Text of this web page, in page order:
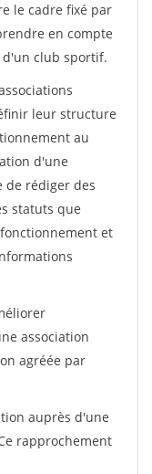
le cadre fixé par
en compte
club sportif.
leur structure
au
d'une
de rédiger des
statuts que
et
association
agréée par
auprès d'une
rapprochement